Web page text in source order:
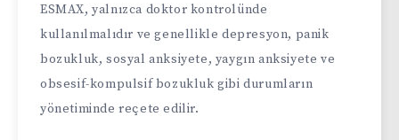
ESMAX, yalnızca doktor kontrolünde
kullanılmalıdır ve genellikle depresyon, panik
bozukluk, sosyal anksiyete, yaygın anksiyete ve
obsesif-kompulsif bozukluk gibi durumların
yönetiminde reçete edilir.